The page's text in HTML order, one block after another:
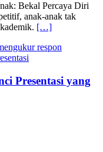
Bekal Percaya Diri
anak-anak tak
[…]
Presentasi yang